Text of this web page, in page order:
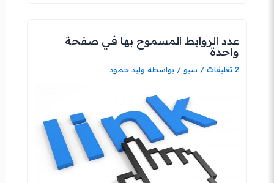
عدد الروابط المسموح بها في صفحة
واحدة
2 تعليقات / سيو / بواسطة وليد حمود